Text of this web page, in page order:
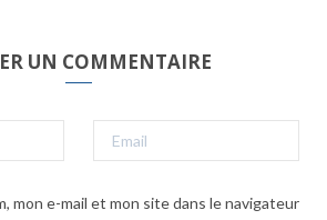
UN COMMENTAIRE
mon e-mail et mon site dans le navigateur